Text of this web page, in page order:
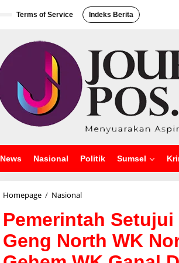
Terms of Service Indeks Berita
News Nasional Politik Sumsel
Homepage / Nasional
m
e
r
i
n
Pemerintah
Geng North WK